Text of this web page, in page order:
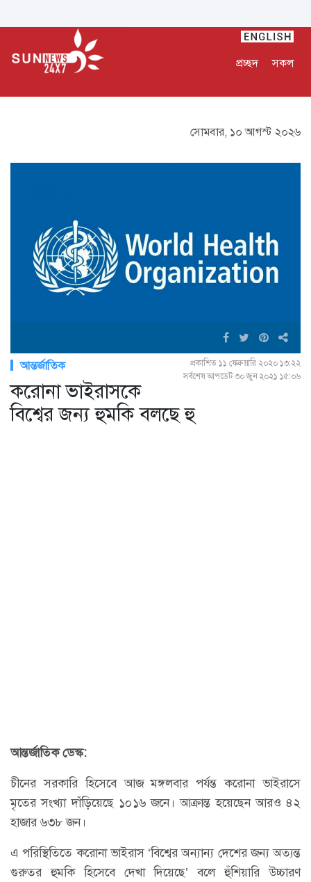
প্রচ্ছদ সকল
সোমবার, ১০ আগস্ট ২০২৬
আন্তর্জাতিক
প্রকাশিত ১১ ফেব্রুয়ারি ২০২০ ১৩:২২
সর্বশেষ আপডেট ৩০ জুন ২০২১ ১৫:০৬
করোনা ভাইরাসকে
বিশ্বের জন্য হুমকি বলছে হু
আন্তর্জাতিক ডেস্ক:
চীনের সরকারি হিসেবে আজ মঙ্গলবার পর্যন্ত করোনা ভাইরাসে
মৃতের সংখ্যা দাঁড়িয়েছে ১০১৬ জনে। আক্রান্ত হয়েছেন আরও ৪২
হাজার ৬৩৮ জন।
এ পরিস্থিতিতে করোনা ভাইরাস ‘বিশ্বের অন্যান্য দেশের জন্য অত্যন্ত
গুরুতর হুমকি হিসেবে দেখা দিয়েছে’ বলে হুঁশিয়ারি উচ্চারণ